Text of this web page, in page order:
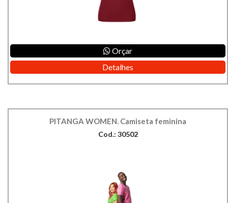
Orçar
Detalhes
PITANGA WOMEN. Camiseta feminina
Cod.: 30502